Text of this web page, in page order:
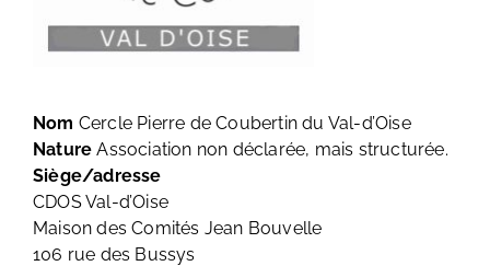
Nom Cercle Pierre de Coubertin du Val-d’Oise
NatureAssociation non déclarée, mais structurée.
Siège/adresse
CDOS Val-d’Oise
Maison des Comités Jean Bouvelle
106 rue des Bussys